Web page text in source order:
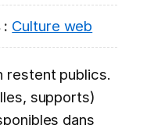
Culture web
restent publics.
supports)
dans